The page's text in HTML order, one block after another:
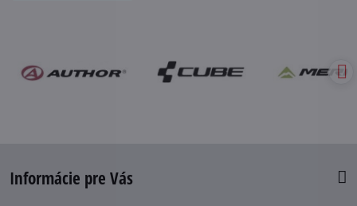
Informácie pre Vás